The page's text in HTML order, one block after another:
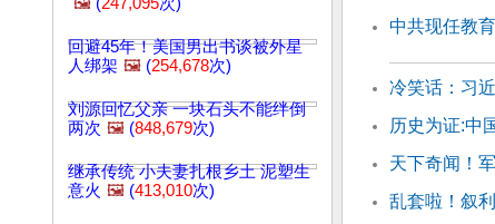
回避45年！美国男出书谈被外星
人绑架 🖼️ (254,678次)
刘源回忆父亲 一块石头不能绊倒
两次 🖼️ (848,679次)
继承传统 小夫妻扎根乡土 泥塑生
意火 🖼️ (413,010次)
中共现任教
冷笑话：习
历史为证:中
天下奇闻！
乱套啦！叙